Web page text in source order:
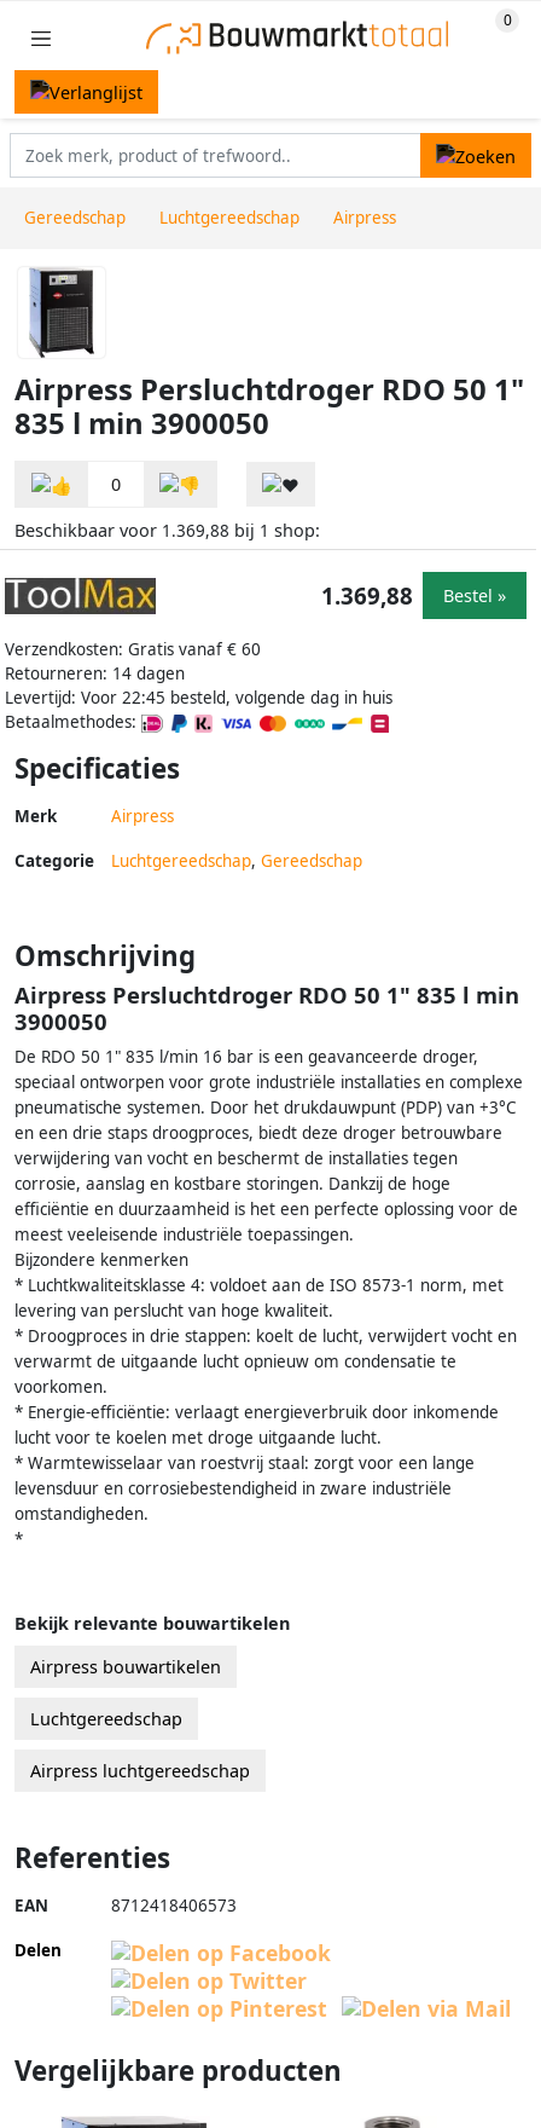
Gereedschap Luchtgereedschap Airpress
Airpress Persluchtdroger RDO 50 1"
835 l min 3900050
0
Beschikbaar voor 1.369,88 bij 1 shop:
Verzendkosten: Gratis vanaf € 60
Retourneren: 14 dagen
Levertijd: Voor 22:45 besteld, volgende dag in huis
Betaalmethodes:
1.369,88 Bestel »
Specificaties
Merk Airpress
Categorie Luchtgereedschap, Gereedschap
Omschrijving
Airpress Persluchtdroger RDO 50 1" 835 l min
3900050
De RDO 50 1" 835 l/min 16 bar is een geavanceerde droger,
speciaal ontworpen voor grote industriële installaties en complexe
pneumatische systemen. Door het drukdauwpunt (PDP) van +3°C
en een drie staps droogproces, biedt deze droger betrouwbare
verwijdering van vocht en beschermt de installaties tegen
corrosie, aanslag en kostbare storingen. Dankzij de hoge
efficiëntie en duurzaamheid is het een perfecte oplossing voor de
meest veeleisende industriële toepassingen.
Bijzondere kenmerken
* Luchtkwaliteitsklasse 4: voldoet aan de ISO 8573-1 norm, met
levering van perslucht van hoge kwaliteit.
* Droogproces in drie stappen: koelt de lucht, verwijdert vocht en
verwarmt de uitgaande lucht opnieuw om condensatie te
voorkomen.
* Energie-efficiëntie: verlaagt energieverbruik door inkomende
lucht voor te koelen met droge uitgaande lucht.
* Warmtewisselaar van roestvrij staal: zorgt voor een lange
levensduur en corrosiebestendigheid in zware industriële
omstandigheden.
*
Bekijk relevante bouwartikelen
Airpress bouwartikelen
Luchtgereedschap
Airpress luchtgereedschap
Referenties
EAN 8712418406573
Delen
Vergelijkbare producten